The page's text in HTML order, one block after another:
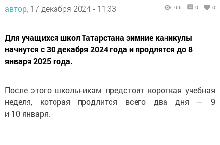
автор, 17 декабря 2024 - 11:33 766 0 0
Для учащихся школ Татарстана зимние каникулы
начнутся с 30 декабря 2024 года и продлятся до 8
января 2025 года.
После этого школьникам предстоит короткая учебная
неделя, которая продлится всего два дня — 9
и 10 января.